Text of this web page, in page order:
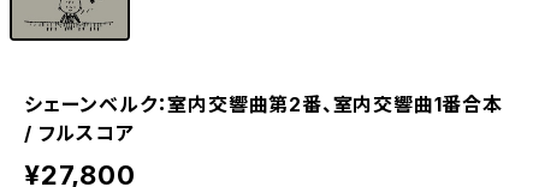
シェーンベルク：室内交響曲第2番、室内交響曲1番合本
/ フルスコア
¥27,800